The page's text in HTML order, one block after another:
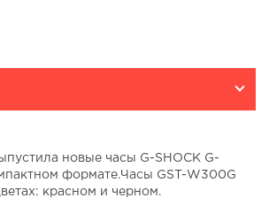
новые часы G-SHOCK G-
формате.Часы GST-W300G
красном и черном.